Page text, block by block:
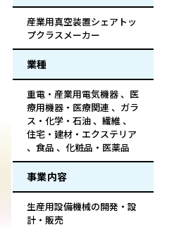
産業用真空装置シェアトッ
プクラスメーカー
業種
重電・産業用電気機器 、医
療用機器・医療関連 、ガラ
ス・化学・石油 、繊維 、
住宅・建材・エクステリア
、食品 、化粧品・医薬品
事業内容
生産用設備機械の開発・設
計・販売